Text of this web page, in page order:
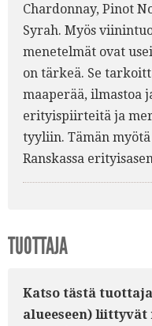
Chardonnay, Pinot
Syrah. Myös
menetelmät ovat
on tärkeä. Se
maaperää, ilmastoa
erityispiirteitä ja
tyyliin. Tämän
Ranskassa
TUOTTAJA
Katso tästä
alueeseen)